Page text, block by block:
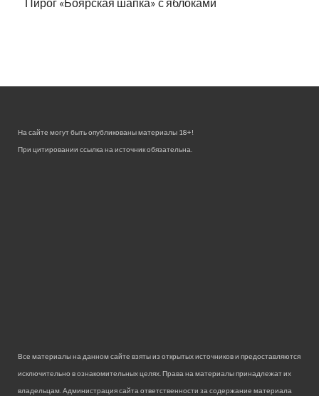
Пирог «Боярская шапка» с яблоками
На сайте могут быть опубликованы материалы 18+!
При цитировании ссылка на источник обязательна.
Все материалы на данном сайте взяты из открытых источников и предоставляются
исключительно в ознакомительных целях. Права на материалы принадлежат их
владельцам. Администрация сайта ответственности за содержание материала